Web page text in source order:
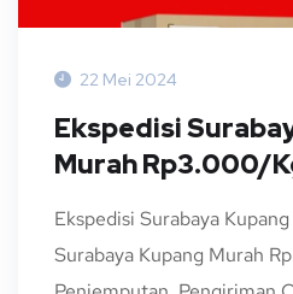
22 Mei 2024
Ekspedisi
Murah Rp3.000/
Ekspedisi Surabaya
Surabaya Kupang Murah